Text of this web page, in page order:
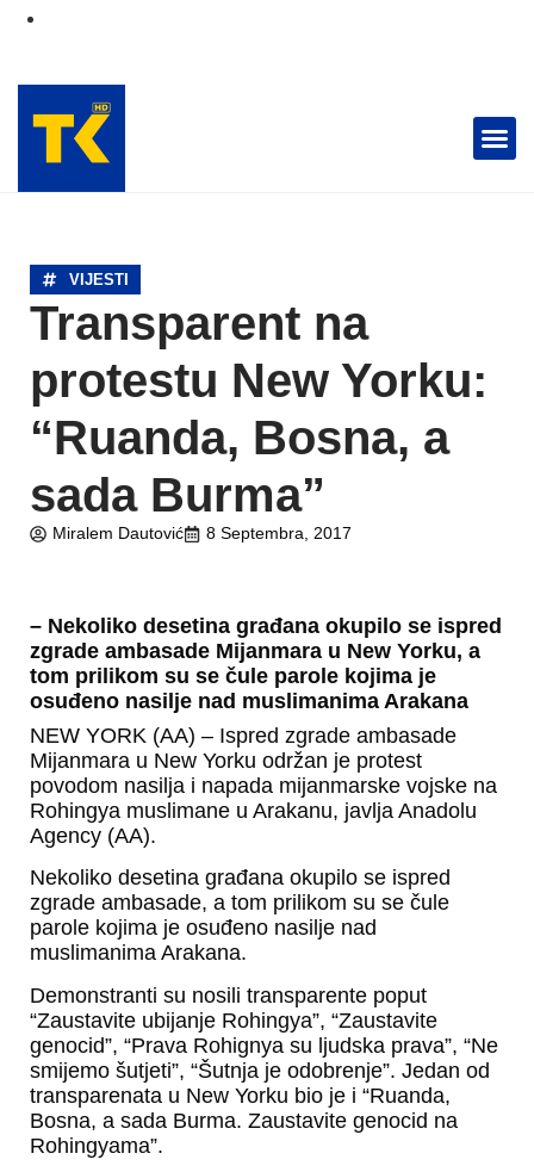
VIJESTI
Transparent na
protestu New Yorku:
“Ruanda, Bosna, a
sada Burma”
Miralem Dautović 8 Septembra, 2017
– Nekoliko desetina građana okupilo se ispred
zgrade ambasade Mijanmara u New Yorku, a
tom prilikom su se čule parole kojima je
osuđeno nasilje nad muslimanima Arakana
NEW YORK (AA) – Ispred zgrade ambasade
Mijanmara u New Yorku održan je protest
povodom nasilja i napada mijanmarske vojske na
Rohingya muslimane u Arakanu, javlja Anadolu
Agency (AA).
Nekoliko desetina građana okupilo se ispred
zgrade ambasade, a tom prilikom su se čule
parole kojima je osuđeno nasilje nad
muslimanima Arakana.
Demonstranti su nosili transparente poput
“Zaustavite ubijanje Rohingya”, “Zaustavite
genocid”, “Prava Rohignya su ljudska prava”, “Ne
smijemo šutjeti”, “Šutnja je odobrenje”. Jedan od
transparenata u New Yorku bio je i “Ruanda,
Bosna, a sada Burma. Zaustavite genocid na
Rohingyama”.